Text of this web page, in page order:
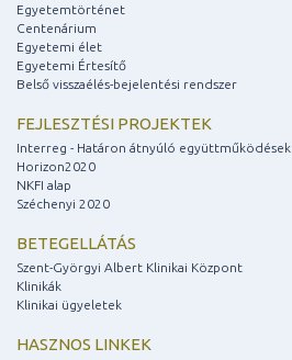
Egyetemtörténet
Centenárium
Egyetemi élet
Egyetemi Értesítő
Belső visszaélés-bejelentési rendszer
FEJLESZTÉSI PROJEKTEK
Interreg - Határon átnyúló együttműködések
Horizon2020
NKFI alap
Széchenyi 2020
BETEGELLÁTÁS
Szent-Györgyi Albert Klinikai Központ
Klinikák
Klinikai ügyeletek
HASZNOS LINKEK